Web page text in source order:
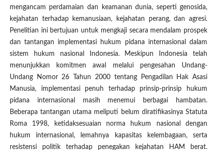
mengancam perdamaian dan keamanan dunia, seperti genosida,
kejahatan terhadap kemanusiaan, kejahatan perang, dan agresi.
Penelitian ini bertujuan untuk mengkaji secara mendalam prospek
dan tantangan implementasi hukum pidana internasional dalam
sistem hukum nasional Indonesia. Meskipun Indonesia telah
menunjukkan komitmen awal melalui pengesahan Undang-
Undang Nomor 26 Tahun 2000 tentang Pengadilan Hak Asasi
Manusia, implementasi penuh terhadap prinsip-prinsip hukum
pidana internasional masih menemui berbagai hambatan.
Beberapa tantangan utama meliputi belum diratifikasinya Statuta
Roma 1998, ketidaksesuaian norma hukum nasional dengan
hukum internasional, lemahnya kapasitas kelembagaan, serta
resistensi politik terhadap penegakan kejahatan HAM berat.